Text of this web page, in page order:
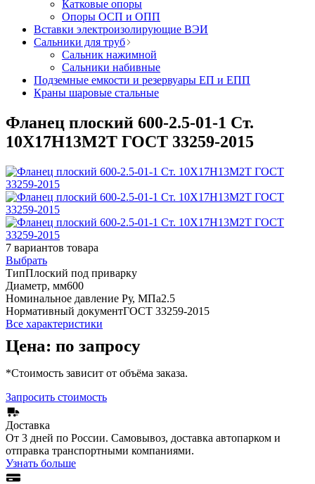
Катковые опоры
Опоры ОСП и ОПП
Вставки электроизолирующие ВЭИ
Сальники для труб
Сальник нажимной
Сальники набивные
Подземные емкости и резервуары ЕП и ЕПП
Краны шаровые стальные
Фланец плоский 600-2.5-01-1 Ст.
10Х17Н13М2Т ГОСТ 33259-2015
7 вариантов товара
Выбрать
ТипПлоский под приварку
Диаметр, мм600
Номинальное давление Ру, МПа2.5
Нормативный документГОСТ 33259-2015
Все характеристики
Цена: по запросу
*Стоимость зависит от объёма заказа.
Запросить стоимость
Доставка
От 3 дней по России. Самовывоз, доставка автопарком и
отправка транспортными компаниями.
Узнать больше